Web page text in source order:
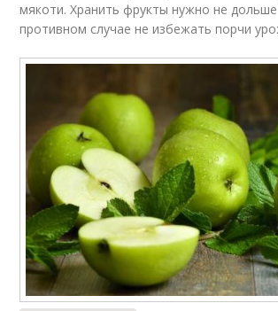
мякоти. Хранить фрукты нужно не
противном случае не избежать порчи